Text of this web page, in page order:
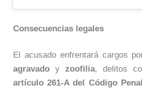
Consecuencias legales
El acusado enfrentará cargos
agravado yzoofilia, delitos
artículo 261-A del Código